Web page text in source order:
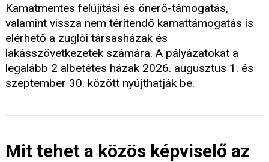
Kamatmentes felújítási és önerő-támogatás,
valamint vissza nem térítendő kamattámogatás is
elérhető a zuglói társasházak és
lakásszövetkezetek számára. A pályázatokat a
legalább 2 albetétes házak 2026. augusztus 1. és
szeptember 30. között nyújthatják be.
Mit tehet a közös képviselő az